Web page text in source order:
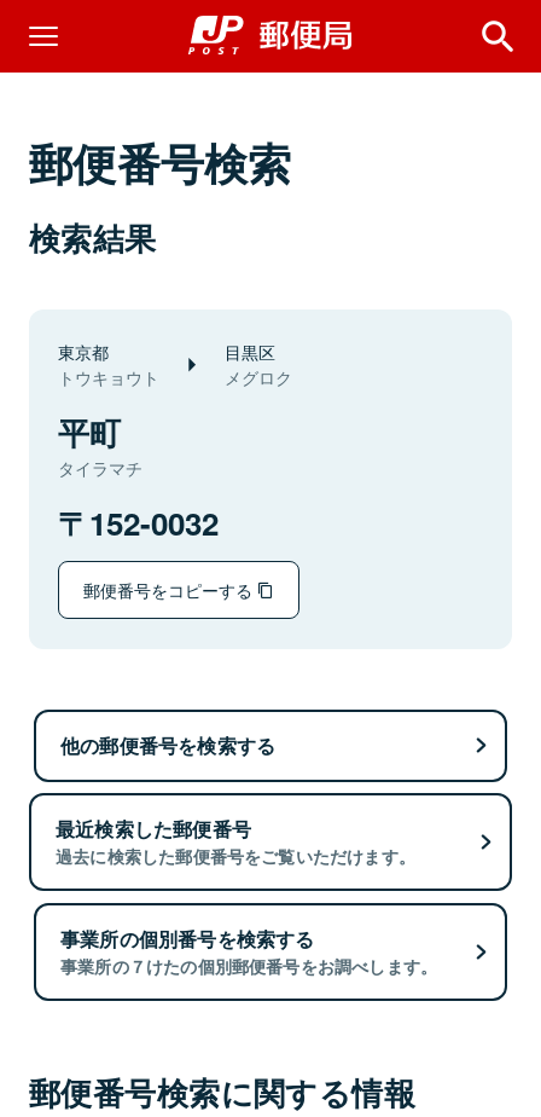
郵便番号検索
検索結果
東京都
トウキョウト
目黒区
メグロク
平町
タイラマチ
152-0032
郵便番号をコピーする
他の郵便番号を検索する
最近検索した郵便番号
過去に検索した郵便番号をご覧いただけます。
事業所の個別番号を検索する
事業所の７けたの個別郵便番号をお調べします。
郵便番号検索に関する情報